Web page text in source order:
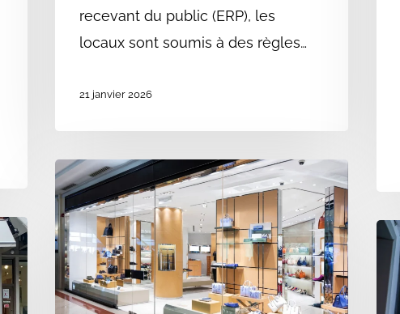
recevant du public (ERP), les
locaux sont soumis à des règles…
21 janvier 2026
ERP
type
M
:
quelles
normes